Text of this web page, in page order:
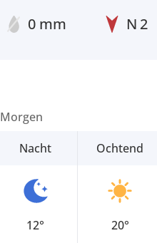
0 mm N 2
Morgen
Nacht
12°
Ochtend
20°